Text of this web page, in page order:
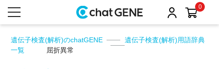
0
遺伝子検査(解析)のchatGENE
遺伝子検査(解析)用語辞典
一覧
屈折異常